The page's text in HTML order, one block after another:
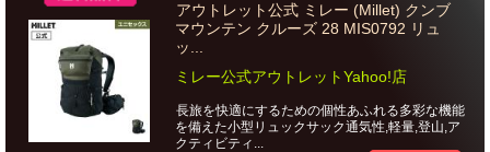
アウトレット公式 ミレー (Millet) クンブ
マウンテン クルーズ 28 MIS0792 リュ
ッ...
ミレー公式アウトレットYahoo!店
長旅を快適にするための個性あふれる多彩な機能
を備えた小型リュックサック通気性,軽量,登山,ア
クティビティ...